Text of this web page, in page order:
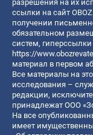
разрешения на их
ссылки на сайт
получении
обязательном
систем, гиперссылки
https://
материал в первом
Все материалы на
исследования –
редакции,
принадлежат ООО
На все
имеет